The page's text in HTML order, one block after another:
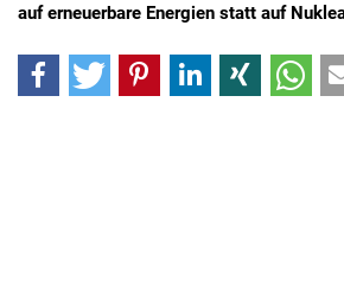
auf erneuerbare Energien statt auf